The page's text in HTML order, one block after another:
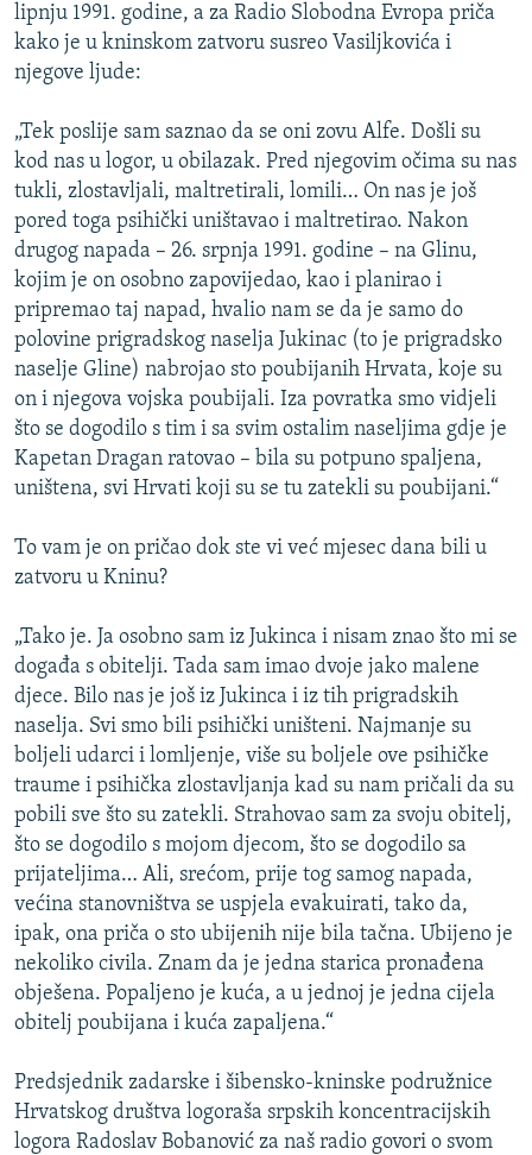
lipnju 1991. godine, a za Radio Slobodna Evropa priča
kako je u kninskom zatvoru susreo Vasiljkovića i
njegove ljude:
„Tek poslije sam saznao da se oni zovu Alfe. Došli su
kod nas u logor, u obilazak. Pred njegovim očima su nas
tukli, zlostavljali, maltretirali, lomili… On nas je još
pored toga psihički uništavao i maltretirao. Nakon
drugog napada – 26. srpnja 1991. godine – na Glinu,
kojim je on osobno zapovijedao, kao i planirao i
pripremao taj napad, hvalio nam se da je samo do
polovine prigradskog naselja Jukinac (to je prigradsko
naselje Gline) nabrojao sto poubijanih Hrvata, koje su
on i njegova vojska poubijali. Iza povratka smo vidjeli
što se dogodilo s tim i sa svim ostalim naseljima gdje je
Kapetan Dragan ratovao – bila su potpuno spaljena,
uništena, svi Hrvati koji su se tu zatekli su poubijani.“
To vam je on pričao dok ste vi već mjesec dana bili u
zatvoru u Kninu?
„Tako je. Ja osobno sam iz Jukinca i nisam znao što mi se
događa s obitelji. Tada sam imao dvoje jako malene
djece. Bilo nas je još iz Jukinca i iz tih prigradskih
naselja. Svi smo bili psihički uništeni. Najmanje su
boljeli udarci i lomljenje, više su boljele ove psihičke
traume i psihička zlostavljanja kad su nam pričali da su
pobili sve što su zatekli. Strahovao sam za svoju obitelj,
što se dogodilo s mojom djecom, što se dogodilo sa
prijateljima… Ali, srećom, prije tog samog napada,
većina stanovništva se uspjela evakuirati, tako da,
ipak, ona priča o sto ubijenih nije bila tačna. Ubijeno je
nekoliko civila. Znam da je jedna starica pronađena
obješena. Popaljeno je kuća, a u jednoj je jedna cijela
obitelj poubijana i kuća zapaljena.“
Predsjednik zadarske i šibensko-kninske podružnice
Hrvatskog društva logoraša srpskih koncentracijskih
logora Radoslav Bobanović za naš radio govori o svom